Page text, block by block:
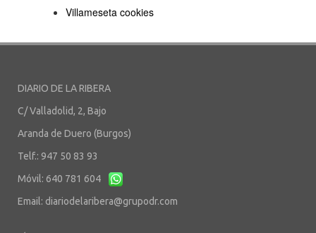
Villameseta cookies
DIARIO DE LA RIBERA
C/ Valladolid, 2, Bajo
Aranda de Duero (Burgos)
Telf.: 947 50 83 93
Móvil: 640 781 604
Email: diariodelaribera@grupodr.com